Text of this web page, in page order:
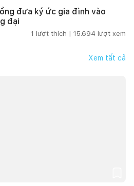
đưa ký ức gia đình vào
đại
1 lượt thích | 15.694 lượt xem
Xem tất cả